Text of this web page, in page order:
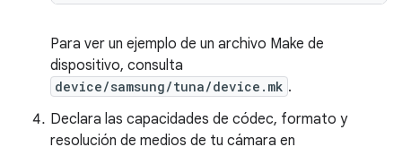
Para ver un ejemplo de un archivo Make de
dispositivo, consulta
device/samsung/tuna/device.mk .
Declara las capacidades de códec, formato y
resolución de medios de tu cámara en